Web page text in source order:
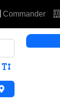
Commander